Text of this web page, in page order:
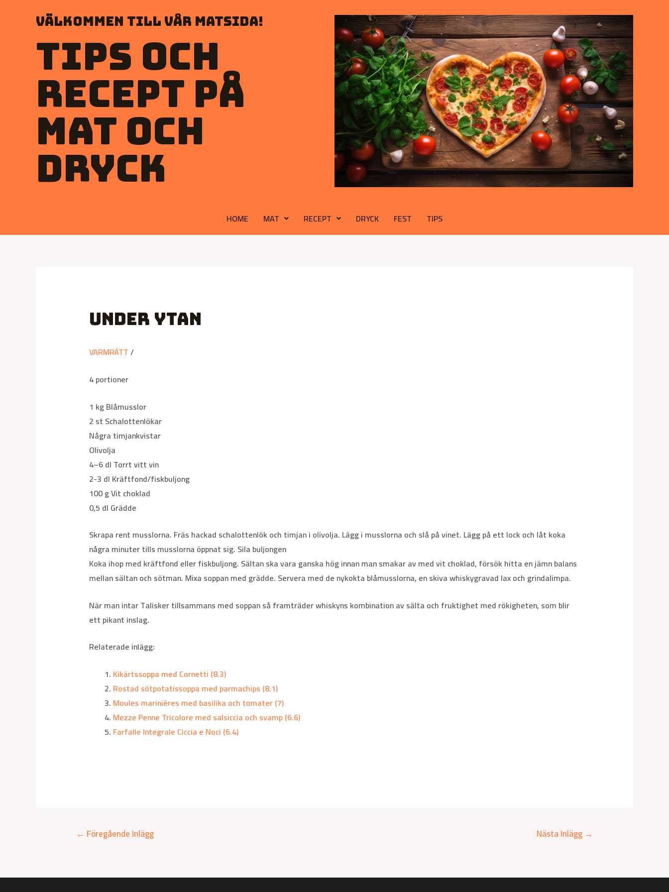
Välkommen till vår matsida!
Tips och
recept på
mat och
dryck
HOME MAT RECEPT DRYCK FEST TIPS
Under ytan
VARMRÄTT/
4 portioner
1 kg Blåmusslor
2 st Schalottenlökar
Några timjankvistar
Olivolja
4–6 dl Torrt vitt vin
2-3 dl Kräftfond/fiskbuljong
100 g Vit choklad
0,5 dl Grädde
Skrapa rent musslorna. Fräs hackad schalottenlök och timjan i olivolja. Lägg i musslorna och slå på vinet. Lägg på ett lock och låt koka
några minuter tills musslorna öppnat sig. Sila buljongen
Koka ihop med kräftfond eller fiskbuljong. Sältan ska vara ganska hög innan man smakar av med vit choklad, försök hitta en jämn balans
mellan sältan och sötman. Mixa soppan med grädde. Servera med de nykokta blåmusslorna, en skiva whiskygravad lax och grindalimpa.
När man intar Talisker tillsammans med soppan så framträder whiskyns kombination av sälta och fruktighet med rökigheten, som blir
ett pikant inslag.
Relaterade inlägg:
Kikärtssoppa med Cornetti (8.3)
Rostad sötpotatissoppa med parmachips (8.1)
Moules marinières med basilika och tomater (7)
Mezze Penne Tricolore med salsiccia och svamp (6.6)
Farfalle Integrale Ciccia e Noci (6.4)
← Föregående Inlägg Nästa Inlägg →